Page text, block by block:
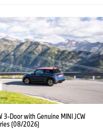
3-Door with Genuine MINI JCW
(08/2026)